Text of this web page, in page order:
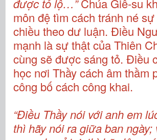
được tỏ lộ…”Chúa Giê-su
môn đệ tìm cách tránh né
chiều theo dư luận. Điều
mạnh là sự thật của Thiên
cùng sẽ được sáng tỏ. Điều
học nơi Thầy cách âm thầm
công bố cách công khai.
“Điều Thầy nói với anh em
thì hãy nói ra giữa ban ngày;